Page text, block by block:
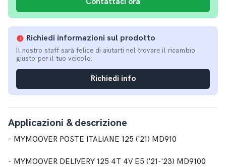
Richiedi informazioni sul prodotto
Il nostro staff sarà felice di aiutarti nel trovare il ricambio
giusto per il tuo veicolo.
Richiedi info
Applicazioni & descrizione
- MYMOOVER POSTE ITALIANE 125 ('21) MD910
- MYMOOVER DELIVERY 125 4T 4V E5 ('21-'23) MD9100